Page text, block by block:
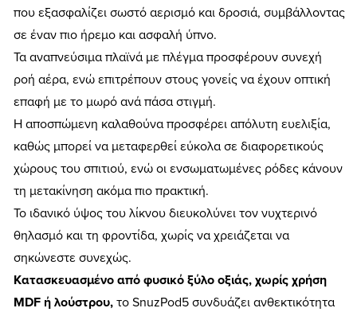
που εξασφαλίζει σωστό αερισμό και δροσιά, συμβάλλοντας
σε έναν πιο ήρεμο και ασφαλή ύπνο.
Τα αναπνεύσιμα πλαϊνά με πλέγμα προσφέρουν συνεχή
ροή αέρα, ενώ επιτρέπουν στους γονείς να έχουν οπτική
επαφή με το μωρό ανά πάσα στιγμή.
Η αποσπώμενη καλαθούνα προσφέρει απόλυτη ευελιξία,
καθώς μπορεί να μεταφερθεί εύκολα σε διαφορετικούς
χώρους του σπιτιού, ενώ οι ενσωματωμένες ρόδες κάνουν
τη μετακίνηση ακόμα πιο πρακτική.
Το ιδανικό ύψος του λίκνου διευκολύνει τον νυχτερινό
θηλασμό και τη φροντίδα, χωρίς να χρειάζεται να
σηκώνεστε συνεχώς.
Κατασκευασμένο από φυσικό ξύλο οξιάς, χωρίς χρήση
MDF ή λούστρου, το SnuzPod5 συνδυάζει ανθεκτικότητα